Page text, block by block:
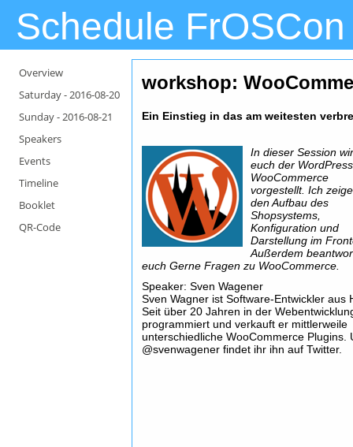
Schedule
Overview
Saturday -2016-08-20
Sunday -2016-08-21
Speakers
Events
Timeline
Booklet
QR-Code
workshop:
Ein Einstieg in das am weitesten
In dieser Session
euch der
WooCommerce
vorgestellt. Ich
den Aufbau des
Shopsystems,
Konfiguration und
Darstellung im
Außerdem
euch Gerne Fragen zu WooCommerce.
Speaker: Sven Wagener
Sven Wagner ist Software-Entwickler aus
Seit über 20 Jahren in der
programmiert und verkauft er mittlerweile
unterschiedliche WooCommerce Plugins.
@svenwagener findet ihr ihn auf Twitter.